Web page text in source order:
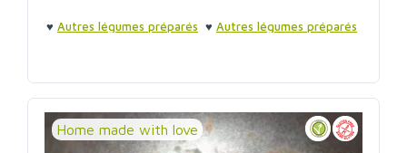
♥ Autres légumes préparés ♥ Autres légumes préparés
Home made with love